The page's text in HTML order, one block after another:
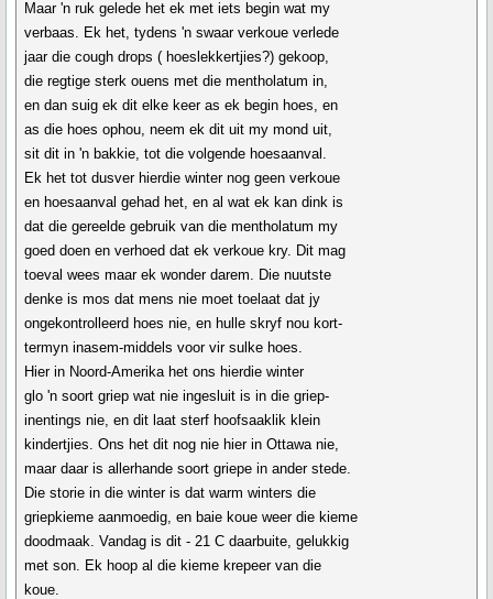
Maar 'n ruk gelede het ek met iets begin wat my
verbaas. Ek het, tydens 'n swaar verkoue verlede
jaar die cough drops ( hoeslekkertjies?) gekoop,
die regtige sterk ouens met die mentholatum in,
en dan suig ek dit elke keer as ek begin hoes, en
as die hoes ophou, neem ek dit uit my mond uit,
sit dit in 'n bakkie, tot die volgende hoesaanval.
Ek het tot dusver hierdie winter nog geen verkoue
en hoesaanval gehad het, en al wat ek kan dink is
dat die gereelde gebruik van die mentholatum my
goed doen en verhoed dat ek verkoue kry. Dit mag
toeval wees maar ek wonder darem. Die nuutste
denke is mos dat mens nie moet toelaat dat jy
ongekontrolleerd hoes nie, en hulle skryf nou kort-
termyn inasem-middels voor vir sulke hoes.
Hier in Noord-Amerika het ons hierdie winter
glo 'n soort griep wat nie ingesluit is in die griep-
inentings nie, en dit laat sterf hoofsaaklik klein
kindertjies. Ons het dit nog nie hier in Ottawa nie,
maar daar is allerhande soort griepe in ander stede.
Die storie in die winter is dat warm winters die
griepkieme aanmoedig, en baie koue weer die kieme
doodmaak. Vandag is dit - 21 C daarbuite, gelukkig
met son. Ek hoop al die kieme krepeer van die
koue.